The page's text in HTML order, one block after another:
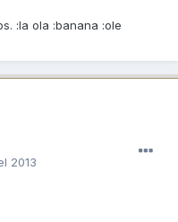
:la ola :banana :ole
2013